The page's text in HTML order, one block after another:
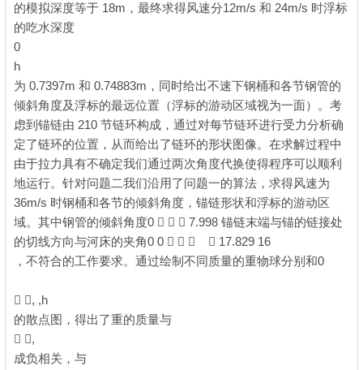
的模拟深度等于 18m，最终求得风速分12m/s 和 24m/s 时浮标
的吃水深度
0
h
为 0.7397m 和 0.74883m，同时给出不速下钢桶和各节钢管的
倾斜角度及浮标的最远位置（浮标的游动区域视为一面）。考
虑到锚链由 210 节链环构成，通过对每节链环进行受力分析确
定了链环的位置，从而给出了链环的形状图像。在求解过程中
由于拉力具有不确定我们通过两次角度代换使得程序可以顺利
地运行。针对问题二我们沿用了问题一的算法，求得风速为
36m/s 时钢桶和各节的倾斜角度，锚链形状和浮标的游动区
域。其中钢管的倾斜角度0    7.998 锚链末端与锚的链接处
的切线方向与河床的夹角0 0     17.829 16
，不符合的工作要求。通过绘制不同质量的重物球分别和0
 , ,h
的散点图，得出了重的质量与
 ,
成负相关，与